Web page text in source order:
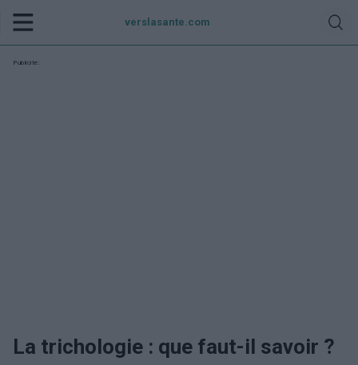
verslasante.com
Publicité:
La trichologie : que faut-il savoir ?